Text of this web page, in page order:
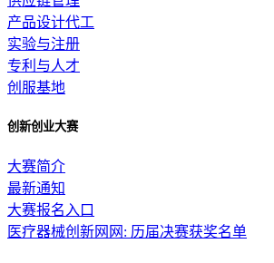
产品设计代工
实验与注册
专利与人才
创服基地
创新创业大赛
大赛简介
最新通知
大赛报名入口
医疗器械创新网网: 历届决赛获奖名单